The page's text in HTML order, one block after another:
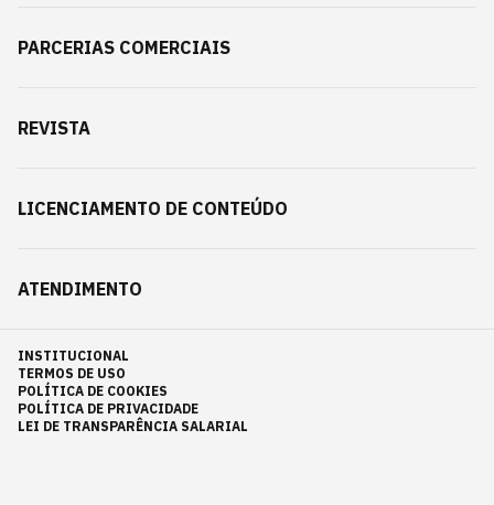
PARCERIAS COMERCIAIS
REVISTA
LICENCIAMENTO DE CONTEÚDO
ATENDIMENTO
INSTITUCIONAL
TERMOS DE USO
POLÍTICA DE COOKIES
POLÍTICA DE PRIVACIDADE
LEI DE TRANSPARÊNCIA SALARIAL